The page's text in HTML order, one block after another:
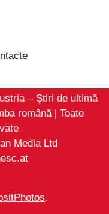
– Știri de ultimă
română | Toate
Media Ltd
.